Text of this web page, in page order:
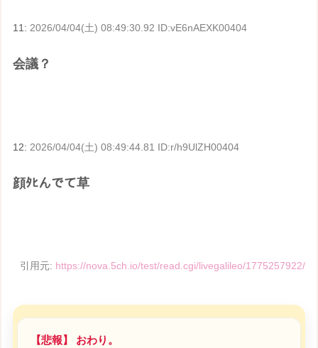
11:2026/04/04(土) 08:49:30.92 ID:vE6nAEXK00404
会議？
12: 2026/04/04(土) 08:49:44.81 ID:r/h9UlZH00404
顔ﾀﾋんでて草
引用元: https://nova.5ch.io/test/read.cgi/livegalileo/1775257922/
【悲報】 おわり。